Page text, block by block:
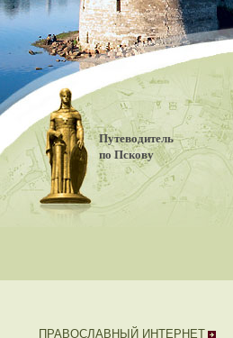
Путеводитель
по Пскову
ПРАВОСЛАВНЫЙ ИНТЕРНЕТ